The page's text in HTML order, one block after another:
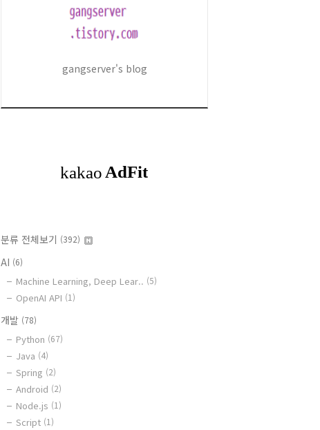
gangserver's blog
분류 전체보기 (392)
AI (6)
Machine Learning, Deep Lear.. (5)
OpenAI API (1)
개발 (78)
Python (67)
Java (4)
Spring (2)
Android (2)
Node.js (1)
Script (1)